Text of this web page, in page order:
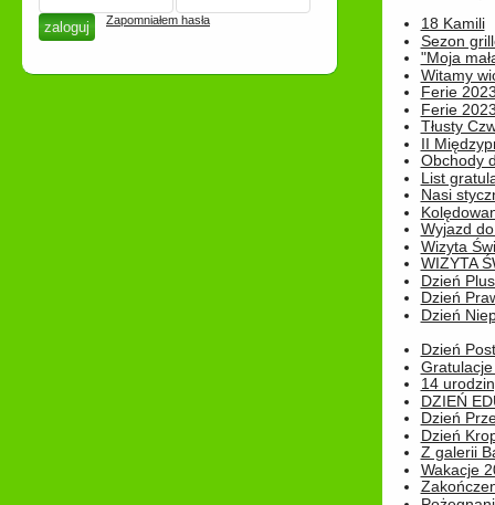
Zapomniałem hasła
18 Kamili
Sezon
"Moja
Witamy
Ferie
Ferie
Tłusty
II
Obchody
List
Nasi
Wyjazd
Wizyta
WIZYTA
Dzień
Dzień
Dzień
Dzień
14
DZIEŃ
Dzień
Dzień
Z galerii
Wakacje